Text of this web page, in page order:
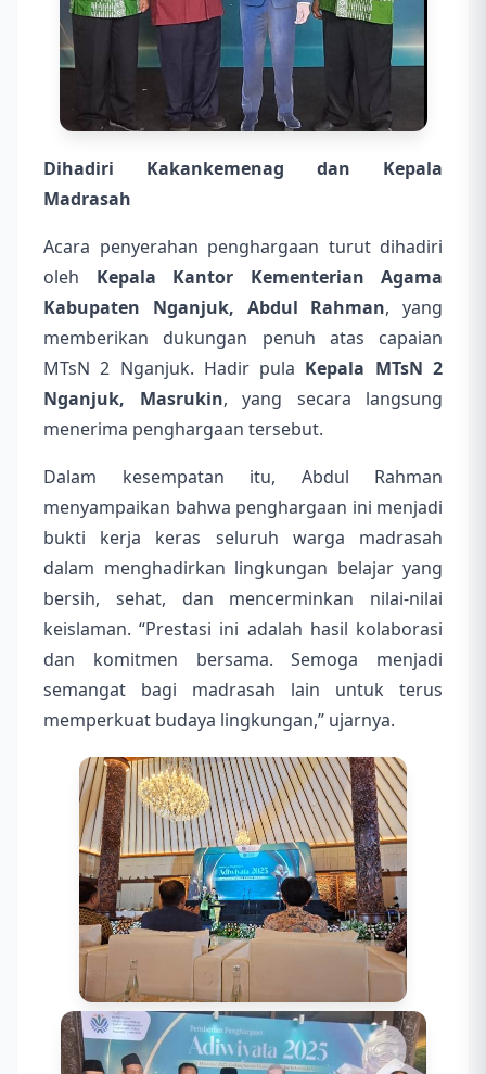
Dihadiri Kakankemenag dan Kepala
Madrasah
Acara penyerahan penghargaan turut dihadiri
oleh Kepala Kantor Kementerian Agama
Kabupaten Nganjuk, Abdul Rahman, yang
memberikan dukungan penuh atas capaian
MTsN 2 Nganjuk. Hadir pula Kepala MTsN 2
Nganjuk, Masrukin, yang secara langsung
menerima penghargaan tersebut.
Dalam kesempatan itu, Abdul Rahman
menyampaikan bahwa penghargaan ini menjadi
bukti kerja keras seluruh warga madrasah
dalam menghadirkan lingkungan belajar yang
bersih, sehat, dan mencerminkan nilai-nilai
keislaman. “Prestasi ini adalah hasil kolaborasi
dan komitmen bersama. Semoga menjadi
semangat bagi madrasah lain untuk terus
memperkuat budaya lingkungan,” ujarnya.